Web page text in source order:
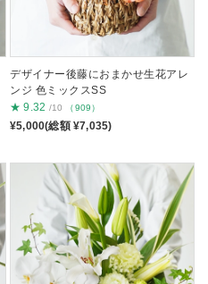
デザイナー後藤におまかせ生花アレ
ンジ 色ミックスSS
★ 9.32 /10 （909）
¥5,000(総額 ¥7,035)